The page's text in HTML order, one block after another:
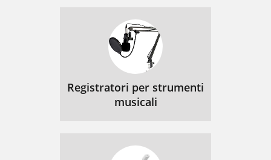
Registratori per strumenti
musicali